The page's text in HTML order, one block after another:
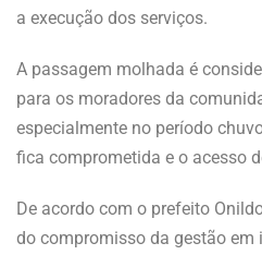
a execução dos serviços.
A passagem molhada é
para os moradores da
especialmente no período
fica comprometida e o acesso
De acordo com o prefeito
do compromisso da gestão